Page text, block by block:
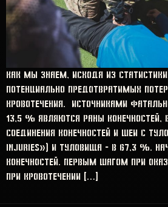
Как мы знаем, исходя из
потенциально предотвратимых
кровотечения. Источниками
13,5 % являются раны конечностей,
соединения конечностей и шеи с
injuries») и туловища – в 67,3 %.
конечностей. Первым шагом при
при кровотечении […]